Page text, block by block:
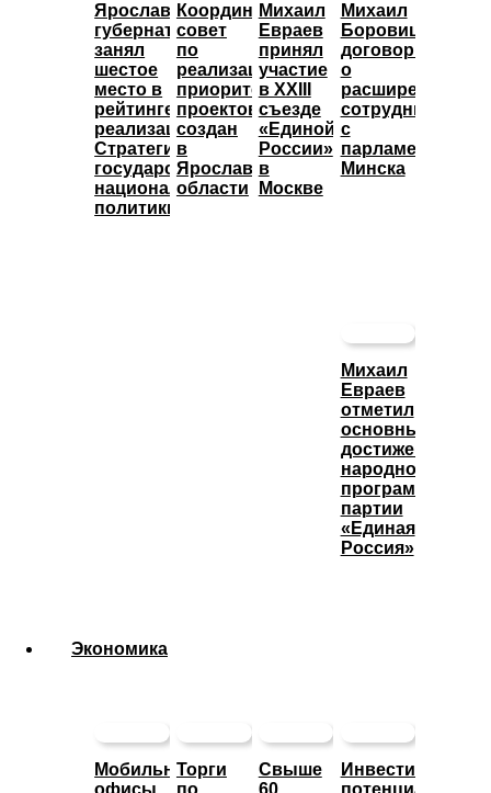
Ярославский
губернатор
занял
шестое
место в
рейтинге
реализации
Стратегии
государственной
национальной
политики
Координационный
совет
по
реализации
приоритетных
проектов
создан
в
Ярославской
области
Михаил
Евраев
принял
участие
в XXIII
съезде
«Единой
России»
в
Москве
Михаил
Боровицкий
договорился
о
расширении
сотрудничества
с
парламентом
Минска
Михаил
Евраев
отметил
основные
достижения
народной
программы
партии
«Единая
Россия»
Экономика
МобильныеТорги
Свыше